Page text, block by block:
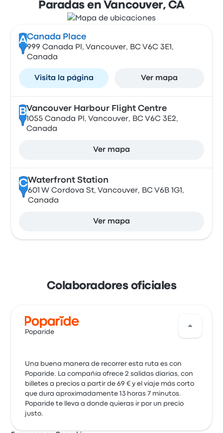
Paradas en Vancouver, CA
ACanada Place
999 Canada Pl, Vancouver, BC V6C 3E1,
Canada
Visita la página Ver mapa
BVancouver Harbour Flight Centre
1055 Canada Pl, Vancouver, BC V6C 3E2,
Canada
Ver mapa
CWaterfront Station
601 W Cordova St, Vancouver, BC V6B 1G1,
Canada
Ver mapa
Colaboradores oficiales
Poparide
Una buena manera de recorrer esta ruta es con
Poparide. La compañía ofrece 2 salidas diarias, con
billetes a precios a partir de 69 € y el viaje más corto
que dura aproximadamente 13 horas 7 minutos.
Poparide te lleva a donde quieras ir por un precio
justo.